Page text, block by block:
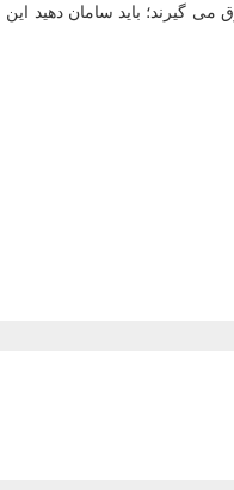
گیرند؛ باید سامان دهید